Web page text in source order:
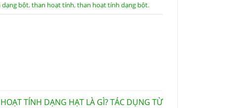
dạng bột,than hoạt tính,than hoạt tính dạng bột.
TÍNH DẠNG HẠT LÀ GÌ? TÁC DỤNG TỪ